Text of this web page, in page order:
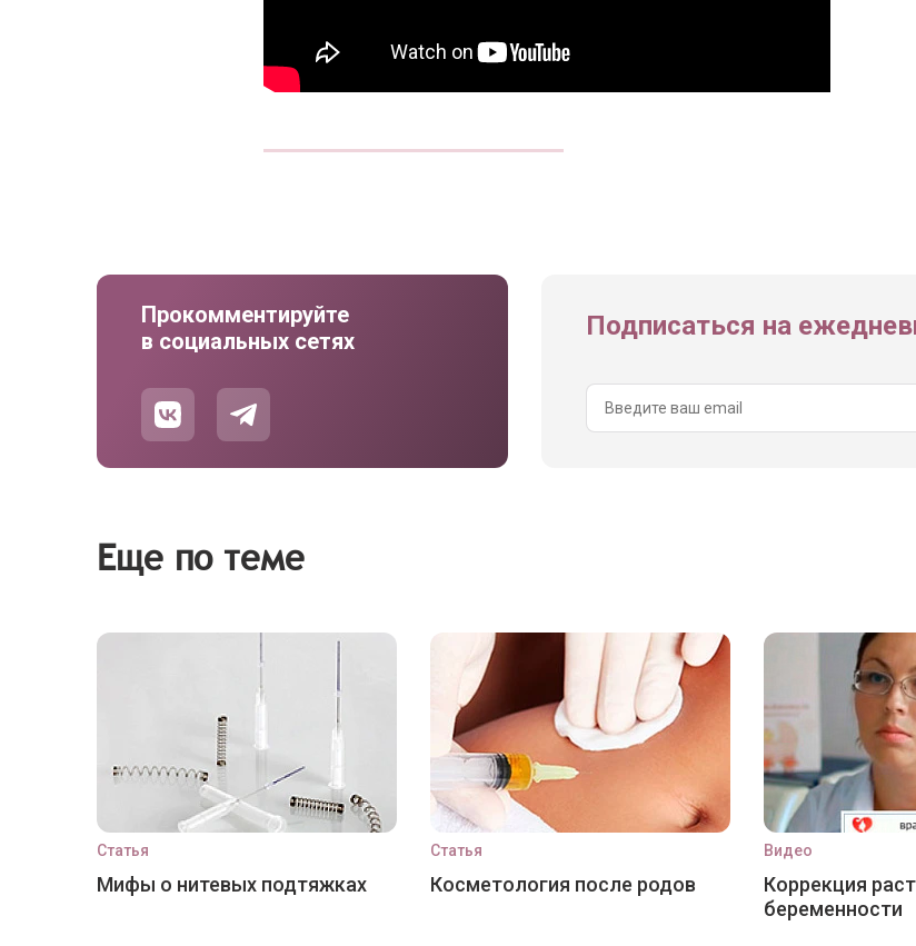
Прокомментируйте
в социальных сетях
Подписаться на
Еще по теме
Статья
Мифы о нитевых подтяжках
Статья
Косметология после родов
Видео
Коррекция
беременности